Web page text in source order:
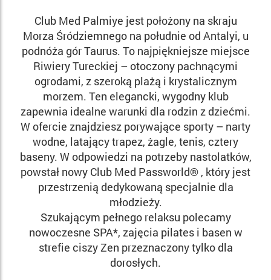
Club Med Palmiye jest położony na skraju
Morza Śródziemnego na południe od Antalyi, u
podnóża gór Taurus. To najpiękniejsze miejsce
Riwiery Tureckiej – otoczony pachnącymi
ogrodami, z szeroką plażą i krystalicznym
morzem. Ten elegancki, wygodny klub
zapewnia idealne warunki dla rodzin z dziećmi.
W ofercie znajdziesz porywające sporty – narty
wodne, latający trapez, żagle, tenis, cztery
baseny. W odpowiedzi na potrzeby nastolatków,
powstał nowy Club Med Passworld® , który jest
przestrzenią dedykowaną specjalnie dla
młodzieży.
Szukającym pełnego relaksu polecamy
nowoczesne SPA*, zajęcia pilates i basen w
strefie ciszy Zen przeznaczony tylko dla
dorosłych.